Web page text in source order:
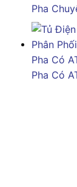
Pha
Pha Có